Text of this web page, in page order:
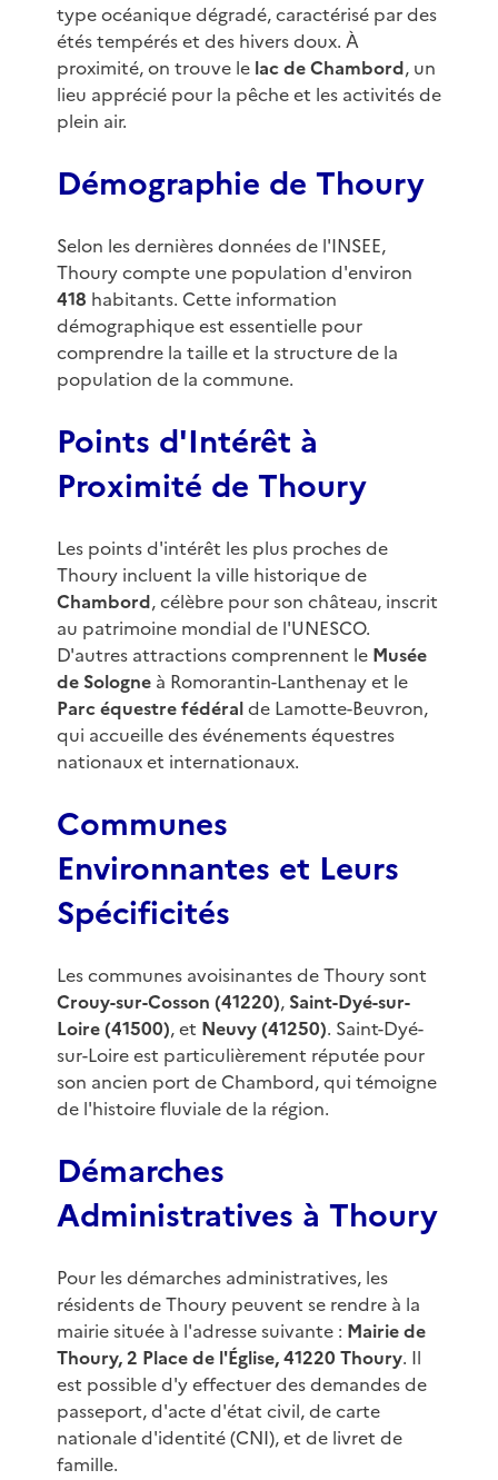
type océanique dégradé, caractérisé par des
étés tempérés et des hivers doux. À
proximité, on trouve le lac de Chambord, un
lieu apprécié pour la pêche et les activités de
plein air.
Démographie de Thoury
Selon les dernières données de l'INSEE,
Thoury compte une population d'environ
418 habitants. Cette information
démographique est essentielle pour
comprendre la taille et la structure de la
population de la commune.
Points d'Intérêt à
Proximité de Thoury
Les points d'intérêt les plus proches de
Thoury incluent la ville historique de
Chambord, célèbre pour son château, inscrit
au patrimoine mondial de l'UNESCO.
D'autres attractions comprennent le Musée
de Sologneà Romorantin-Lanthenay et le
Parc équestre fédéralde Lamotte-Beuvron,
qui accueille des événements équestres
nationaux et internationaux.
Communes
Environnantes et Leurs
Spécificités
Les communes avoisinantes de Thoury sont
Crouy-sur-Cosson (41220), Saint-Dyé-sur-
Loire (41500), et Neuvy (41250). Saint-Dyé-
sur-Loire est particulièrement réputée pour
son ancien port de Chambord, qui témoigne
de l'histoire fluviale de la région.
Démarches
Administratives à Thoury
Pour les démarches administratives, les
résidents de Thoury peuvent se rendre à la
mairie située à l'adresse suivante : Mairie de
Thoury, 2 Place de l'Église, 41220 Thoury. Il
est possible d'y effectuer des demandes de
passeport, d'acte d'état civil, de carte
nationale d'identité (CNI), et de livret de
famille.